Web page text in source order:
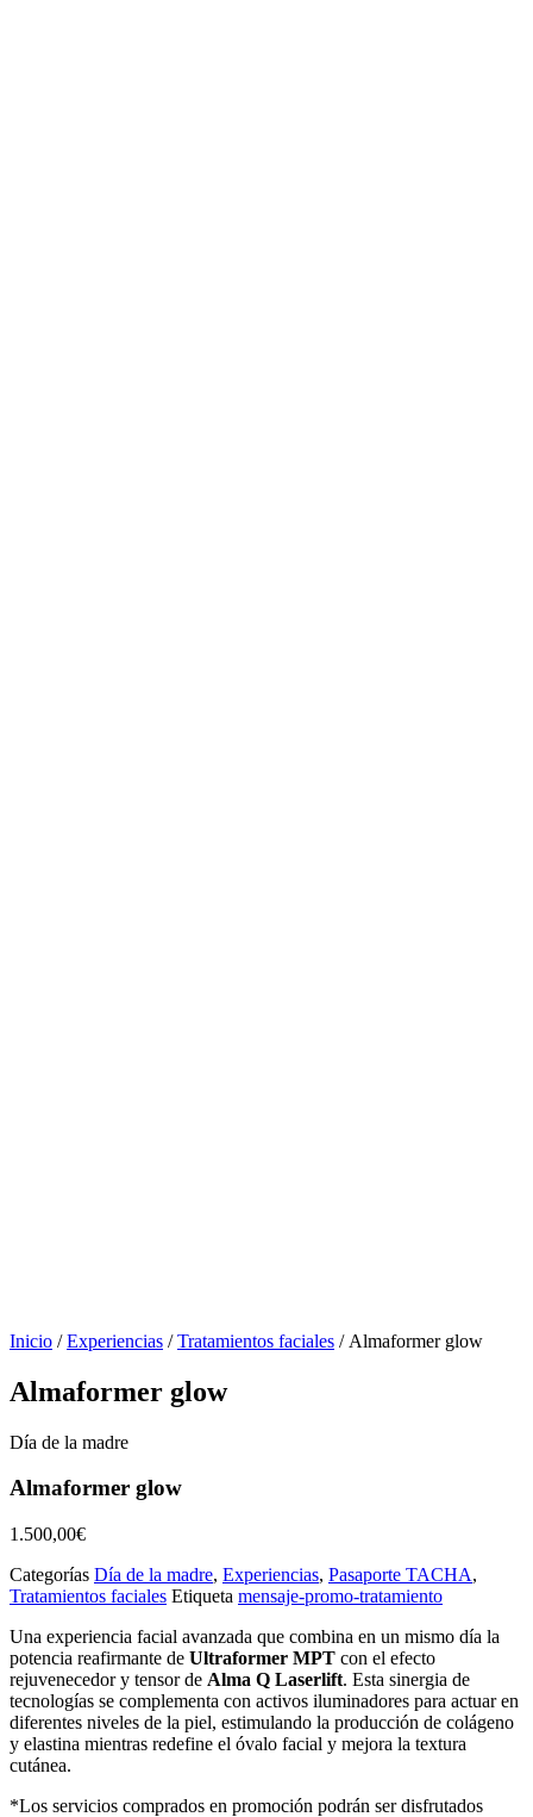
Inicio /Experiencias /Tratamientos faciales / Almaformer glow
Almaformer glow
Día de la madre
Almaformer glow
1.500,00€
Categorías Día de la madre, Experiencias, Pasaporte TACHA,
Tratamientos faciales Etiqueta mensaje-promo-tratamiento
Una experiencia facial avanzada que combina en un mismo día la
potencia reafirmante de Ultraformer MPT con el efecto
rejuvenecedor y tensor de Alma Q Laserlift. Esta sinergia de
tecnologías se complementa con activos iluminadores para actuar en
diferentes niveles de la piel, estimulando la producción de colágeno
y elastina mientras redefine el óvalo facial y mejora la textura
cutánea.
*Los servicios comprados en promoción podrán ser disfrutados